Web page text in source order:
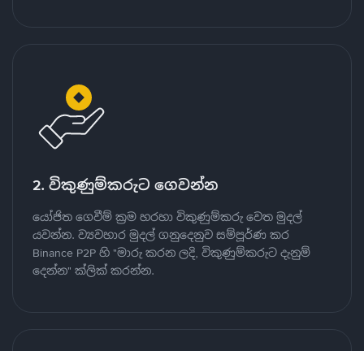
2. විකුණුම්කරුට ගෙවන්න
යෝජිත ගෙවීම් ක්‍රම හරහා විකුණුම්කරු වෙත මුදල්
යවන්න. ව්‍යවහාර මුදල් ගනුදෙනුව සම්පූර්ණ කර
Binance P2P හි "මාරු කරන ලදි, විකුණුම්කරුට දැනුම්
දෙන්න" ක්ලික් කරන්න.